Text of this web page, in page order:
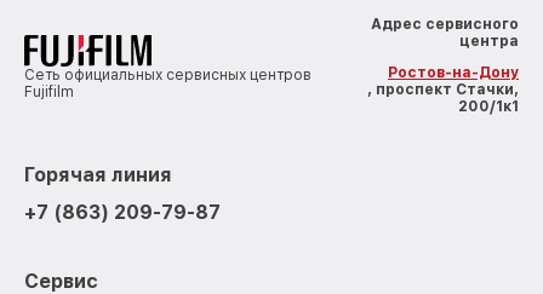
Сеть официальных сервисных центров
Fujifilm
Адрес сервисного
центра
Ростов-на-Дону
, проспект Стачки,
200/1к1
Горячая линия
+7 (863) 209-79-87
Сервис